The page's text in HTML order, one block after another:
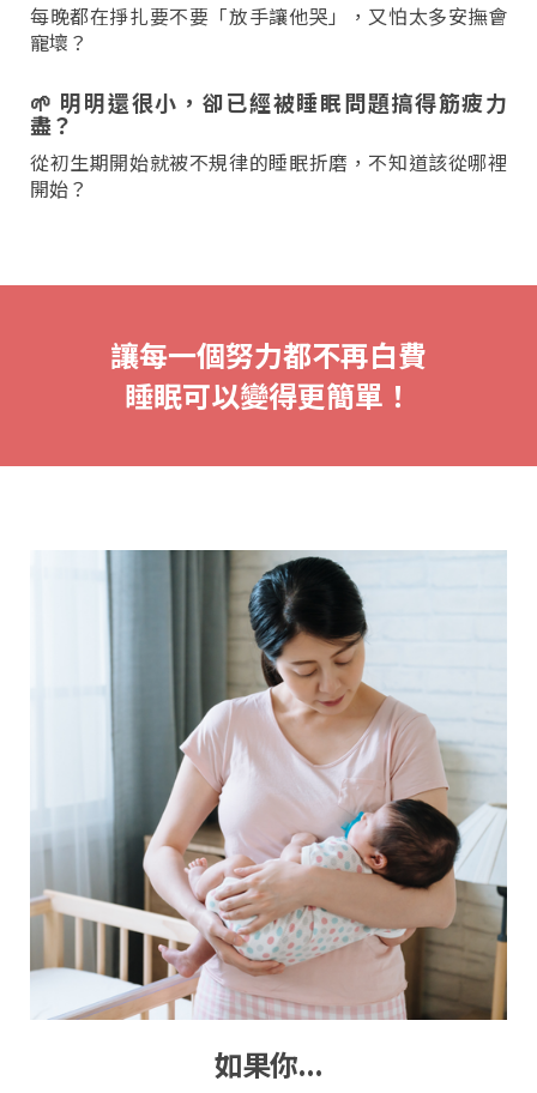
每晚都在掙扎要不要「放手讓他哭」，又怕太多安撫會
寵壞？
🌱 明明還很小，卻已經被睡眠問題搞得筋疲力
盡？
從初生期開始就被不規律的睡眠折磨，不知道該從哪裡
開始？
讓每一個努力都不再白費
睡眠可以變得更簡單！
如果你...